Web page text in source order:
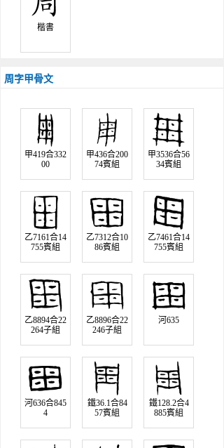
楷書
周字甲骨文
甲419合332
00
甲436合200
74賓組
甲3536合56
34賓組
乙7161合14
755賓組
乙7312合10
86賓組
乙7461合14
755賓組
乙8894合22
264子組
乙8896合22
246子組
河635
河636合845
4
鐵36.1合84
57賓組
鐵128.2合4
885賓組